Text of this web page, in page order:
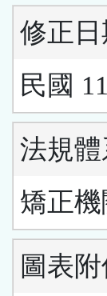
修正日
民國
法規體
矯正
圖表附